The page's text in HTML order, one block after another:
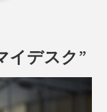
を掛けて折り込
イデスク”